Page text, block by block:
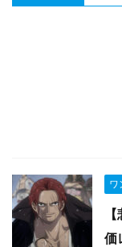
ワ
価